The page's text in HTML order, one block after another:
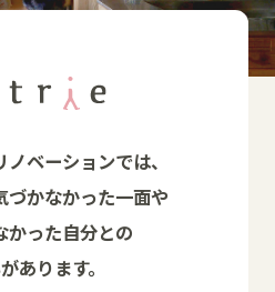
ベーションでは、
づかなかった一面や
かった自分との
あります。